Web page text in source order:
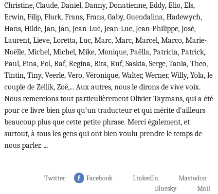
Christine, Claude, Daniel, Danny, Donatienne, Eddy, Elio, Els,
Erwin, Filip, Flurk, Frans, Frans, Gaby, Guendalina, Hadewych,
Hans, Hilde, Jan, Jan, Jean-Luc, Jean-Luc, Jean-Philippe, José,
Laurent, Lieve, Loretta, Luc, Marc, Marc, Marcel, Marco, Marie-
Noëlle, Michel, Michel, Mike, Monique, Paëlla, Patricia, Patrick,
Paul, Pina, Pol, Raf, Regina, Rita, Ruf, Saskia, Serge, Tania, Theo,
Tintin, Tiny, Veerle, Vero, Véronique, Walter, Werner, Willy, Yola, le
couple de Zellik, Zoë,... Aux autres, nous le dirons de vive voix.
Nous remercions tout particulièrement Olivier Taymans, qui a été
pour ce livre bien plus qu’un traducteur et qui mérite d’ailleurs
beaucoup plus que cette petite phrase. Merci également, et
surtout, à tous les gens qui ont bien voulu prendre le temps de
nous parler. ...
Twitter Facebook LinkedIn
Mastodon
Bluesky
Mail